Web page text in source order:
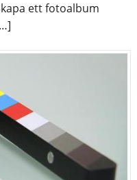
ett fotoalbum